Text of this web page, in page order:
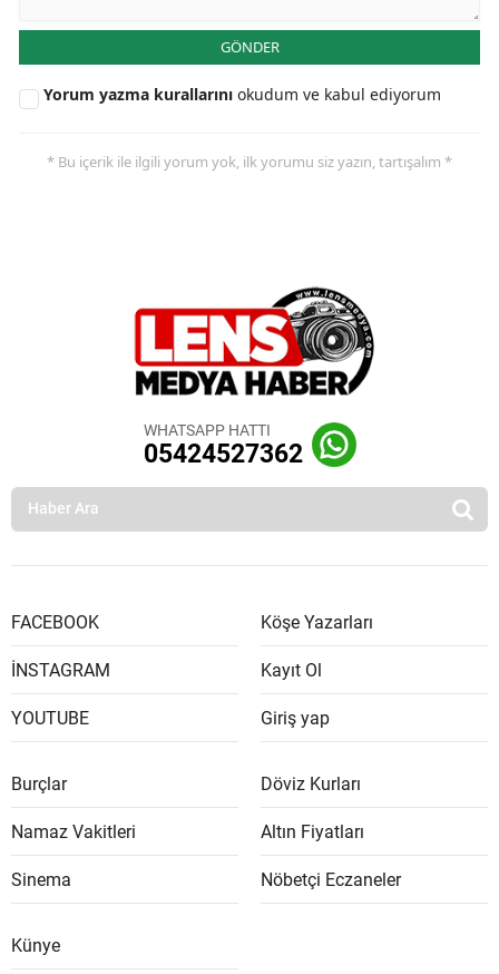
GÖNDER
Yorum yazma kurallarını okudum ve kabul ediyorum
* Bu içerik ile ilgili yorum yok, ilk yorumu siz yazın, tartışalım *
WHATSAPP HATTI
05424527362
FACEBOOK
İNSTAGRAM
YOUTUBE
Köşe Yazarları
Kayıt Ol
Giriş yap
Burçlar
Namaz Vakitleri
Sinema
Döviz Kurları
Altın Fiyatları
Nöbetçi Eczaneler
Künye